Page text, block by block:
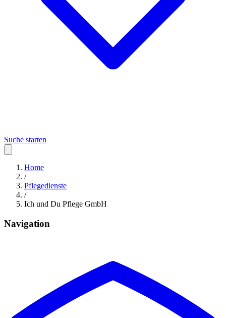
Suche starten
Home
/
Pflegedienste
/
Ich und Du Pflege GmbH
Navigation